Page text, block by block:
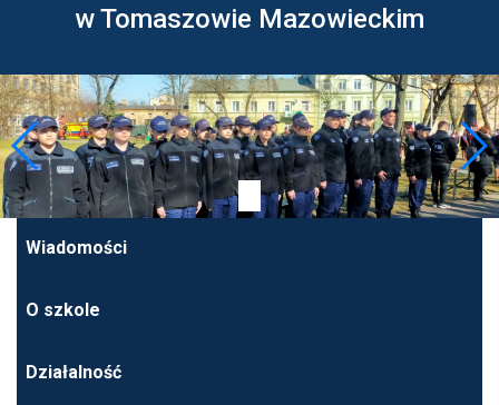
w Tomaszowie Mazowieckim
Wiadomości
O szkole
Działalność